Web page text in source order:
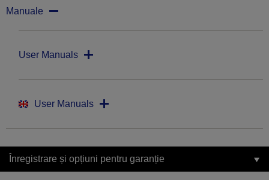
Manuale
User Manuals
User Manuals
Înregistrare și opțiuni pentru garanție